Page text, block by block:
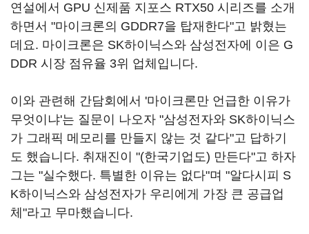
연설에서 GPU 신제품 지포스 RTX50 시리즈를 소개
하면서 "마이크론의 GDDR7을 탑재한다"고 밝혔는
데요. 마이크론은 SK하이닉스와 삼성전자에 이은 G
DDR 시장 점유율 3위 업체입니다.
이와 관련해 간담회에서 '마이크론만 언급한 이유가
무엇이냐'는 질문이 나오자 "삼성전자와 SK하이닉스
가 그래픽 메모리를 만들지 않는 것 같다"고 답하기
도 했습니다. 취재진이 "(한국기업도) 만든다"고 하자
그는 "실수했다. 특별한 이유는 없다"며 "알다시피 S
K하이닉스와 삼성전자가 우리에게 가장 큰 공급업
체"라고 무마했습니다.